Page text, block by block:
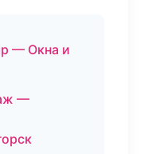
— Окна и
—